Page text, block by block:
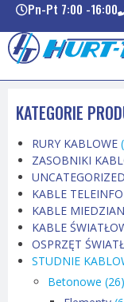
Pn-Pt 7:00 -16:00
KATEGORIE
RURY KABLOWE
ZASOBNIKI
UNCATEGORIZED
KABLE
KABLE
KABLE
OSPRZĘT
STUDNIE
Betonowe (26)